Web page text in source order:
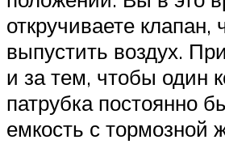
откручиваете клапан,
выпустить воздух.
и за тем, чтобы один
патрубка постоянно
емкость с тормозной